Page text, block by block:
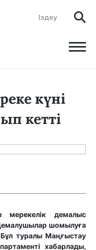
күні
кетті
мерекелік демалыс
шомылуға
туралы Маңғыстау
хабарлады,